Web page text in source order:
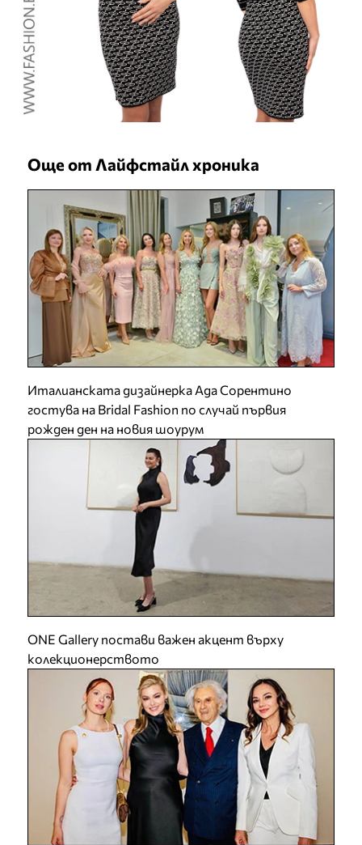
Още от Лайфстайл хроника
Италианската дизайнерка Ада Сорентино
гостува на Bridal Fashion по случай първия
рожден ден на новия шоурум
ONE Gallery постави важен акцент върху
колекционерството